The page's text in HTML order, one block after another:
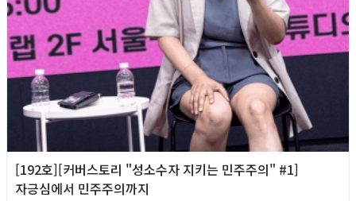
[192호][커버스토리 "성소수자 지키는 민주주의" #1]
자긍심에서 민주주의까지